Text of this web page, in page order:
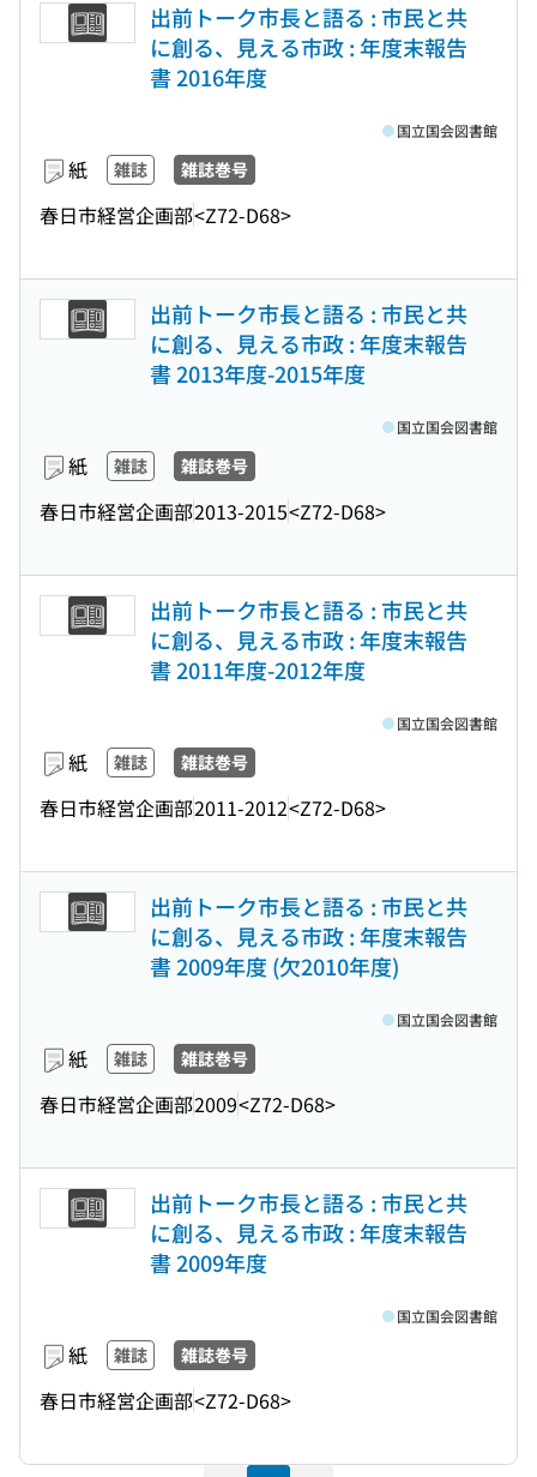
出前トーク市長と語る : 市民と共
に創る、見える市政 : 年度末報告
書 2016年度
紙 雑誌 雑誌巻号
春日市経営企画部<Z72-D68>
国立国会図書館
出前トーク市長と語る : 市民と共
に創る、見える市政 : 年度末報告
書 2013年度-2015年度
紙 雑誌 雑誌巻号
春日市経営企画部2013-2015<Z72-D68>
国立国会図書館
出前トーク市長と語る : 市民と共
に創る、見える市政 : 年度末報告
書 2011年度-2012年度
紙 雑誌 雑誌巻号
春日市経営企画部2011-2012<Z72-D68>
国立国会図書館
出前トーク市長と語る : 市民と共
に創る、見える市政 : 年度末報告
書 2009年度 (欠2010年度)
紙 雑誌 雑誌巻号
春日市経営企画部2009<Z72-D68>
国立国会図書館
出前トーク市長と語る : 市民と共
に創る、見える市政 : 年度末報告
書 2009年度
紙 雑誌 雑誌巻号
春日市経営企画部<Z72-D68>
国立国会図書館